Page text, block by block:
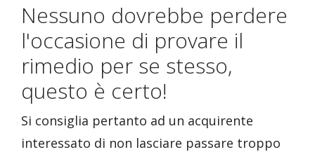
Nessuno dovrebbe perdere
l'occasione di provare il
rimedio per se stesso,
questo è certo!
Si consiglia pertanto ad un acquirente
interessato di non lasciare passare troppo